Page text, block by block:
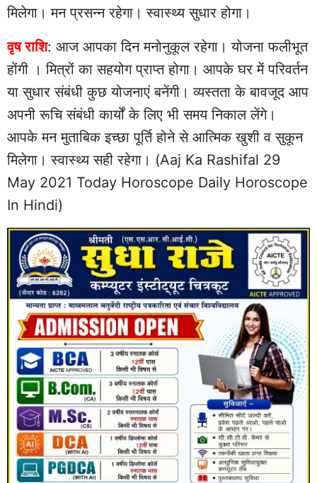
मिलेगा। मन प्रसन्न रहेगा। स्वास्थ्य सुधार होगा।
वृष राशि: आज आपका दिन मनोनुकूल रहेगा। योजना फलीभूत
होंगी । मित्रों का सहयोग प्राप्त होगा। आपके घर में परिवर्तन
या सुधार संबंधी कुछ योजनाएं बनेंगी। व्यस्तता के बावजूद आप
अपनी रूचि संबंधी कार्यों के लिए भी समय निकाल लेंगे।
आपके मन मुताबिक इच्छा पूर्ति होने से आत्मिक खुशी व सुकून
मिलेगा। स्वास्थ्य सही रहेगा। (Aaj Ka Rashifal 29
May 2021 Today Horoscope Daily Horoscope
In Hindi)